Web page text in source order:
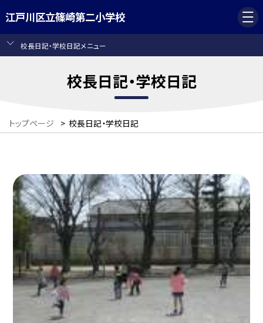
江戸川区立篠崎第二小学校
校長日記・学校日記メニュー
校長日記・学校日記
トップページ > 校長日記・学校日記